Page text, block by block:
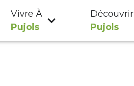
Vivre À
Pujols
Découvrir
Pujols